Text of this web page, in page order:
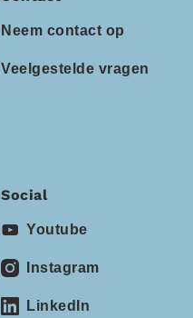
Neem contact op
Veelgestelde vragen
Social
Youtube
Instagram
LinkedIn